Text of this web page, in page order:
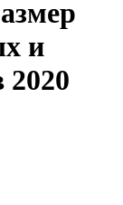
и
2020